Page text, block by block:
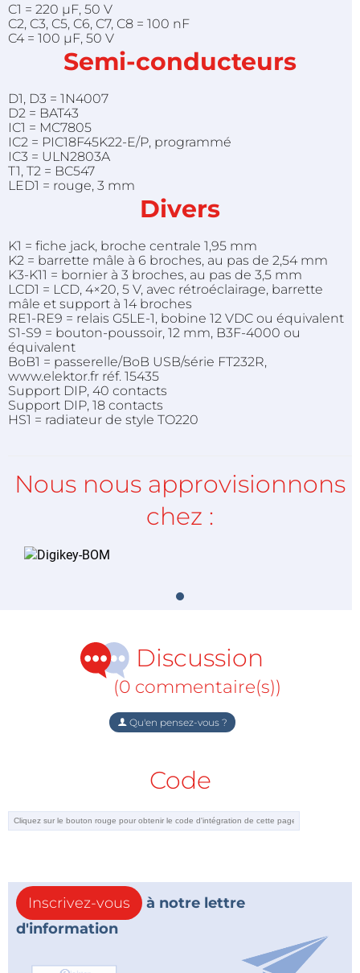
C1 = 220 µF, 50 V
C2, C3, C5, C6, C7, C8 = 100 nF
C4 = 100 µF, 50 V
Semi-conducteurs
D1, D3 = 1N4007
D2 = BAT43
IC1 = MC7805
IC2 = PIC18F45K22-E/P, programmé
IC3 = ULN2803A
T1, T2 = BC547
LED1 = rouge, 3 mm
Divers
K1 = fiche jack, broche centrale 1,95 mm
K2 = barrette mâle à 6 broches, au pas de 2,54 mm
K3-K11 = bornier à 3 broches, au pas de 3,5 mm
LCD1 = LCD, 4×20, 5 V, avec rétroéclairage, barrette
mâle et support à 14 broches
RE1-RE9 = relais G5LE-1, bobine 12 VDC ou équivalent
S1-S9 = bouton-poussoir, 12 mm, B3F-4000 ou
équivalent
BoB1 = passerelle/BoB USB/série FT232R,
www.elektor.fr réf. 15435
Support DIP, 40 contacts
Support DIP, 18 contacts
HS1 = radiateur de style TO220
Nous nous approvisionnons
chez :
Discussion
(0 commentaire(s))
Qu'en pensez-vous ?
Code
Inscrivez-vous
à notre lettre
d'information